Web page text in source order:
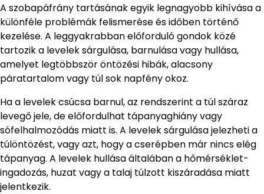
A szobapáfrány tartásának egyik legnagyobb kihívása a
különféle problémák felismerése és időben történő
kezelése. A leggyakrabban előforduló gondok közé
tartozik a levelek sárgulása, barnulása vagy hullása,
amelyet legtöbbször öntözési hibák, alacsony
páratartalom vagy túl sok napfény okoz.
Ha a levelek csúcsa barnul, az rendszerint a túl száraz
levegő jele, de előfordulhat tápanyaghiány vagy
sófelhalmozódás miatt is. A levelek sárgulása jelezheti a
túlöntözést, vagy azt, hogy a cserépben már nincs elég
tápanyag. A levelek hullása általában a hőmérséklet-
ingadozás, huzat vagy a talaj túlzott kiszáradása miatt
jelentkezik.